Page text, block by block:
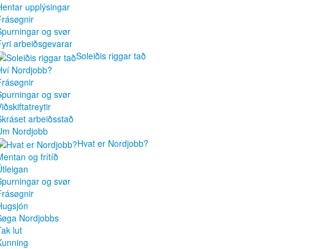
upplýsingar
og svør
arbeiðsgevarar
Soleiðis riggar tað
Nordjobb?
og svør
arbeiðsstað
Nordjobb
Hvat er Nordjobb?
og frítíð
og svør
Nordjobbs
lut